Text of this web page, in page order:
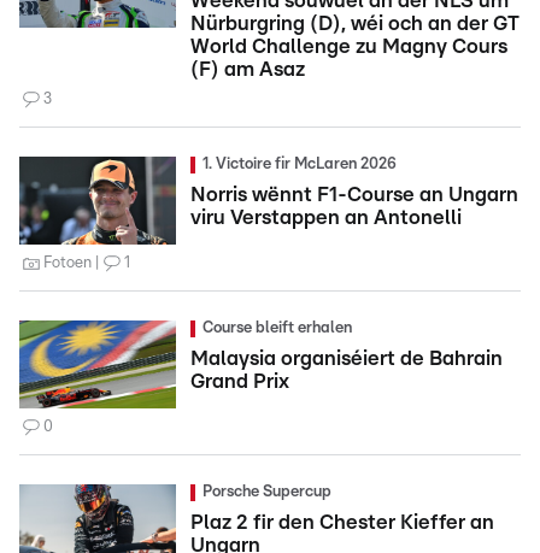
Nürburgring (D), wéi och an der GT
World Challenge zu Magny Cours
(F) am Asaz
3
1. Victoire fir McLaren 2026
Norris wënnt F1-Course an Ungarn
viru Verstappen an Antonelli
Fotoen 1
Course bleift erhalen
Malaysia organiséiert de Bahrain
Grand Prix
0
Porsche Supercup
Plaz 2 fir den Chester Kieffer an
Ungarn